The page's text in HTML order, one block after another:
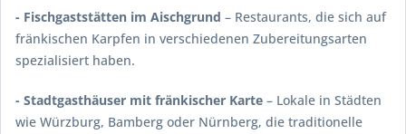
- Fischgaststätten im Aischgrund – Restaurants, die sich auf
fränkischen Karpfen in verschiedenen Zubereitungsarten
spezialisiert haben.
- Stadtgasthäuser mit fränkischer Karte – Lokale in Städten
wie Würzburg, Bamberg oder Nürnberg, die traditionelle